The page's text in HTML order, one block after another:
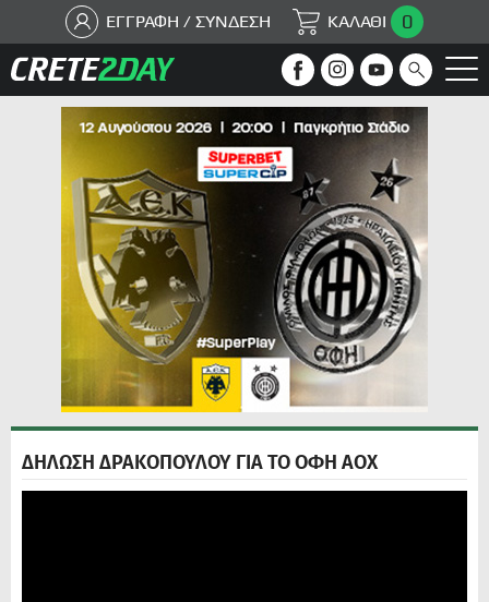
ΕΓΓΡΑΦΗ / ΣΥΝΔΕΣΗ ΚΑΛΑΘΙ 0
ΔΗΛΩΣΗ ΔΡΑΚΟΠΟΥΛΟΥ ΓΙΑ ΤΟ ΟΦΗ ΑΟΧ